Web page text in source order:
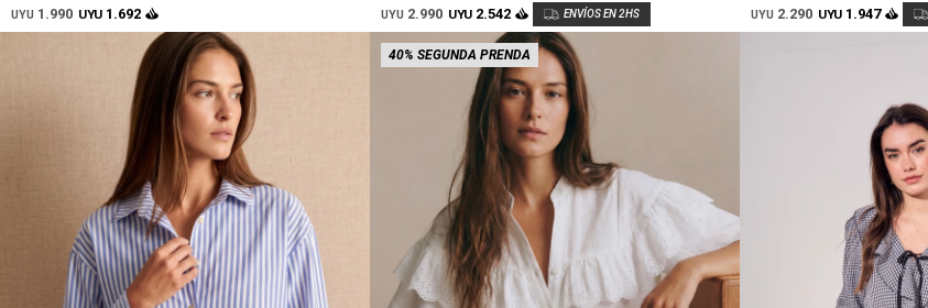
UYU 1.990 UYU 1.692 UYU 2.990 UYU 2.542 UYU 2.290 UYU 1.947
40% SEGUNDA PRENDA